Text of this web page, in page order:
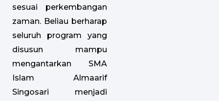
sesuai perkembangan
zaman. Beliau berharap
seluruh program yang
disusun mampu
mengantarkan SMA
Islam Almaarif
Singosari menjadi